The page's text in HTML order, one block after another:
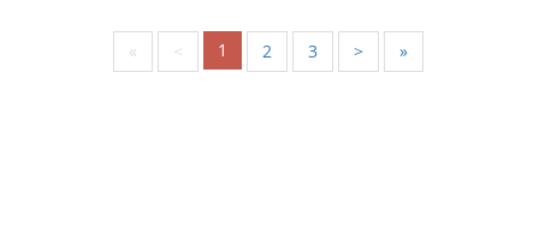
« < 1 2 3 > »